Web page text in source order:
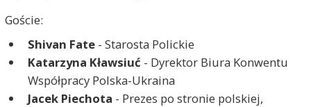
Goście:
Shivan Fate- Starosta Polickie
Katarzyna Kławsiuć - Dyrektor Biura Konwentu
Współpracy Polska-Ukraina
Jacek Piechota - Prezes po stronie polskiej,